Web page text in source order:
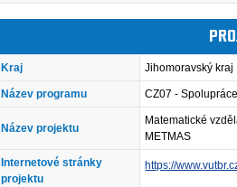
Kraj Jihomoravský kraj
Název programu CZ07 -
Název projektu
Matematické
METMAS
Internetové stránky
projektu
https://